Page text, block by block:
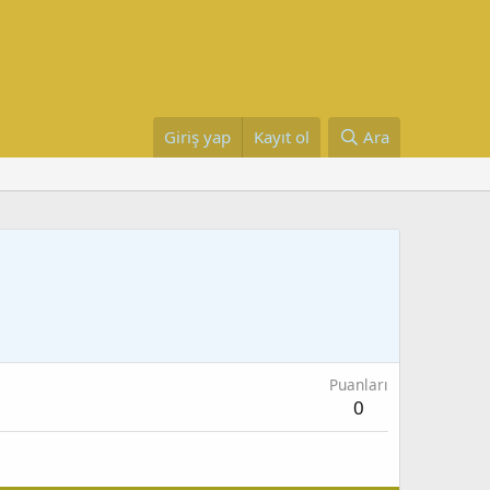
Giriş yap Kayıt ol Ara
Puanları
0